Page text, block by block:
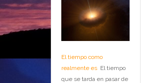
El tiempo como
realmente es El tiempo
que se tarda en pasar de